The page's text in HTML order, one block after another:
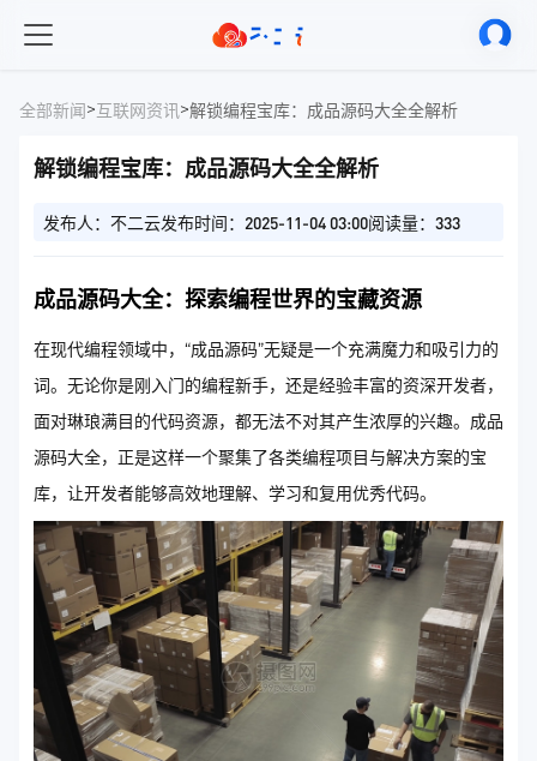
全部新闻>互联网资讯>解锁编程宝库：成品源码大全全解析
解锁编程宝库：成品源码大全全解析
发布人：不二云发布时间：2025-11-04 03:00阅读量：333
成品源码大全：探索编程世界的宝藏资源
在现代编程领域中，“成品源码”无疑是一个充满魔力和吸引力的
词。无论你是刚入门的编程新手，还是经验丰富的资深开发者，
面对琳琅满目的代码资源，都无法不对其产生浓厚的兴趣。成品
源码大全，正是这样一个聚集了各类编程项目与解决方案的宝
库，让开发者能够高效地理解、学习和复用优秀代码。